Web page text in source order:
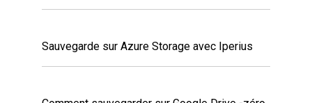
Sauvegarde sur Azure Storage avec Iperius